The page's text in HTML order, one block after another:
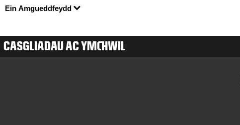
Ein Amgueddfeydd
CASGLIADAU AC YMCHWIL